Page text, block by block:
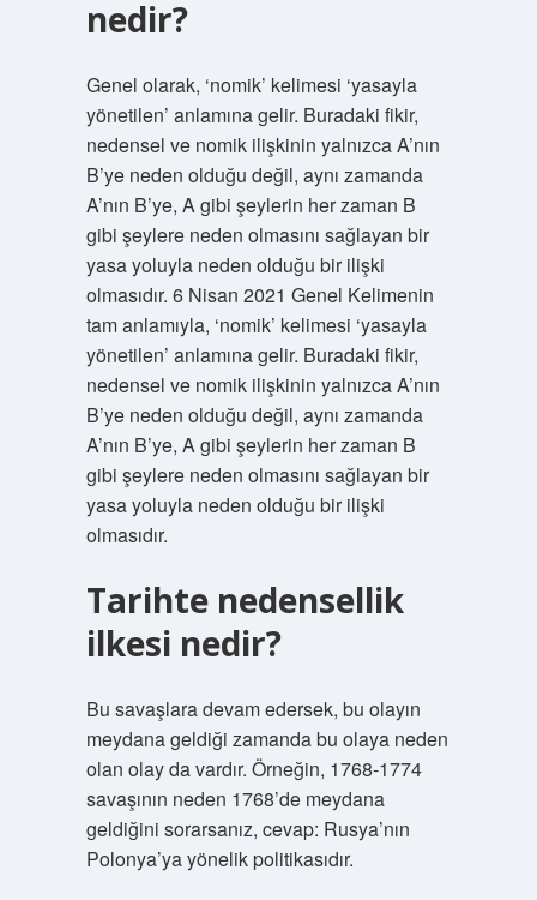
nedir?
Genel olarak, ‘nomik’ kelimesi ‘yasayla
yönetilen’ anlamına gelir. Buradaki fikir,
nedensel ve nomik ilişkinin yalnızca A’nın
B’ye neden olduğu değil, aynı zamanda
A’nın B’ye, A gibi şeylerin her zaman B
gibi şeylere neden olmasını sağlayan bir
yasa yoluyla neden olduğu bir ilişki
olmasıdır. 6 Nisan 2021 Genel Kelimenin
tam anlamıyla, ‘nomik’ kelimesi ‘yasayla
yönetilen’ anlamına gelir. Buradaki fikir,
nedensel ve nomik ilişkinin yalnızca A’nın
B’ye neden olduğu değil, aynı zamanda
A’nın B’ye, A gibi şeylerin her zaman B
gibi şeylere neden olmasını sağlayan bir
yasa yoluyla neden olduğu bir ilişki
olmasıdır.
Tarihte nedensellik
ilkesi nedir?
Bu savaşlara devam edersek, bu olayın
meydana geldiği zamanda bu olaya neden
olan olay da vardır. Örneğin, 1768-1774
savaşının neden 1768’de meydana
geldiğini sorarsanız, cevap: Rusya’nın
Polonya’ya yönelik politikasıdır.